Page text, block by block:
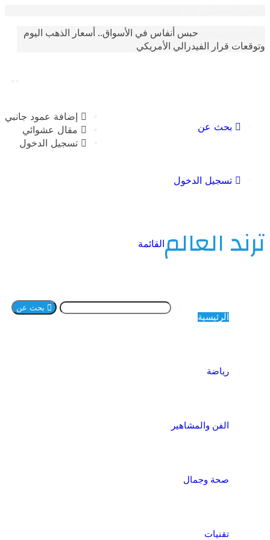
حبس أنفاس في الأسواق.. أسعار الذهب اليوم
قرار الفيدرالي الأمريكي
إضافة عمود جانبي
مقال عشوائي
تسجيل الدخول
بحث عن
تسجيل الدخول
العالمالقائمة
الفن والمشاهير
صحة وجمال
بحث عن